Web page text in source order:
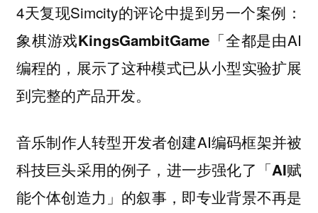
4天复现Simcity的评论中提到另一个案例：
象棋游戏KingsGambitGame 「全都是由AI
编程的，展示了这种模式已从小型实验扩展
到完整的产品开发。
音乐制作人转型开发者创建AI编码框架并被
科技巨头采用的例子，进一步强化了「AI赋
能个体创造力 」的叙事，即专业背景不再是